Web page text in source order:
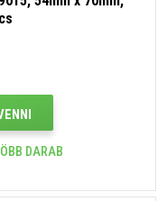
DARAB